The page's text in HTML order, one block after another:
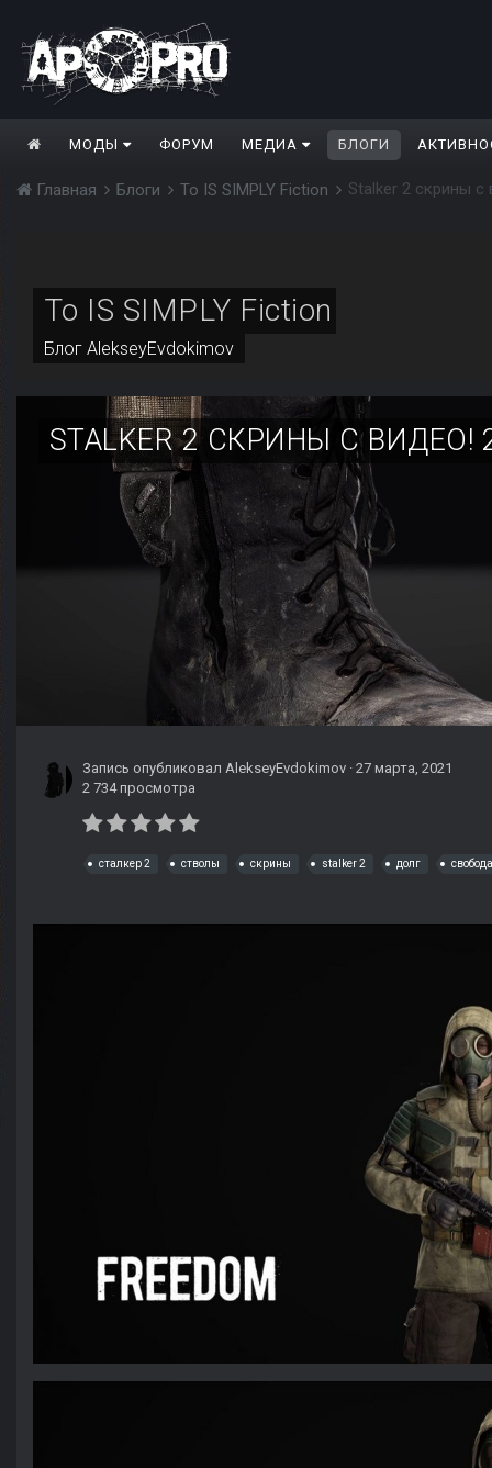
МОДЫ ФОРУМ МЕДИА БЛОГИ
Главная Блоги To IS SIMPLY Fiction Stalker 2 скрины с
To IS SIMPLY Fiction
Блог AlekseyEvdokimov
STALKER 2 СКРИНЫ С ВИДЕО!
Запись опубликовал AlekseyEvdokimov · 27 марта, 2021
2 734 просмотра
сталкер 2 стволы скрины stalker 2 долг свобода